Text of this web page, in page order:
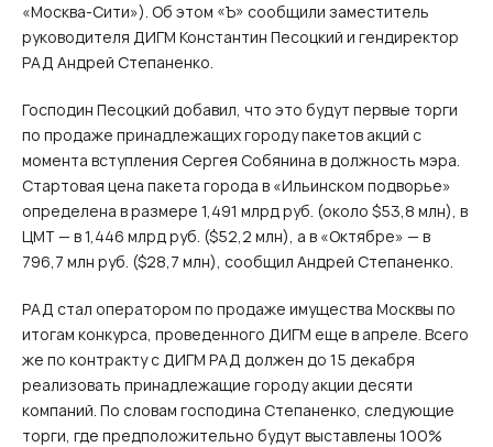
«Москва-Сити»). Об этом «Ъ» сообщили заместитель
руководителя ДИГМ Константин Песоцкий и гендиректор
РАД Андрей Степаненко.
Господин Песоцкий добавил, что это будут первые торги
по продаже принадлежащих городу пакетов акций с
момента вступления Сергея Собянина в должность мэра.
Стартовая цена пакета города в «Ильинском подворье»
определена в размере 1,491 млрд руб. (около $53,8 млн), в
ЦМТ — в 1,446 млрд руб. ($52,2 млн), а в «Октябре» — в
796,7 млн руб. ($28,7 млн), сообщил Андрей Степаненко.
РАД стал оператором по продаже имущества Москвы по
итогам конкурса, проведенного ДИГМ еще в апреле. Всего
же по контракту с ДИГМ РАД должен до 15 декабря
реализовать принадлежащие городу акции десяти
компаний. По словам господина Степаненко, следующие
торги, где предположительно будут выставлены 100%